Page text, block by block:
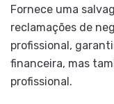
Fornece uma
reclamações de
profissional,
financeira, mas
profissional.